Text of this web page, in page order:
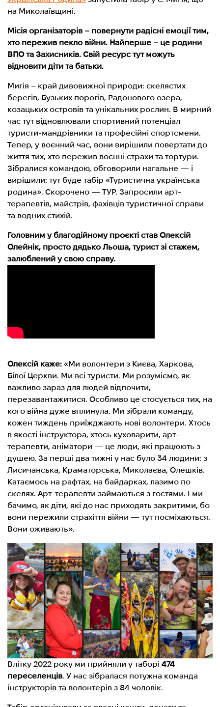
на Миколаївщині.
Місія організаторів – повернути радісні емоції тим,
хто пережив пекло війни. Найперше – це родини
ВПО та Захисників. Свій ресурс тут можуть
відновити діти та батьки.
Мигія – край дивовижної природи: скелястих
берегів, Бузьких порогів, Радонового озера,
козацьких островів та унікальних рослин. В мирний
час тут відновлювали спортивний потенціал
туристи-мандрівники та професійні спортсмени.
Тепер, у воєнний час, вони вирішили повертати до
життя тих, хто пережив воєнні страхи та тортури.
Зібралися командою, обговорили нагальне — і
вирішили: тут буде табір «Туристична українська
родина». Скорочено — ТУР. Запросили арт-
терапевтів, майстрів, фахівців туристичної справи
та водних стихій.
Головним у благодійному проєкті став Олексій
Олейнік, просто дядько Льоша, турист зі стажем,
залюблений у свою справу.
Олексій каже:«Ми волонтери з Києва, Харкова,
Білої Церкви. Ми всі туристи. Ми розуміємо, як
важливо зараз для людей відпочити,
перезавантажитися. Особливо це стосується тих, на
кого війна дуже вплинула. Ми зібрали команду,
кожен тиждень приїжджають нові волонтери. Хтось
в якості інструктора, хтось куховарити, арт-
терапевти, аніматори — це люди, які працюють з
душею. За перші два тижні у нас було 34 людини: з
Лисичанська, Краматорська, Миколаєва, Олешків.
Катаємось на рафтах, на байдарках, лазимо по
скелях. Арт-терапевти займаються з гостями. І ми
бачимо, як діти, які до нас приходять закритими, бо
вони пережили страхіття війни — тут посміхаються.
Вони оживають».
Влітку 2022 року ми прийняли у таборі 474
переселенців. У нас зібралася потужна команда
інструкторів та волонтерів з 84 чоловік.